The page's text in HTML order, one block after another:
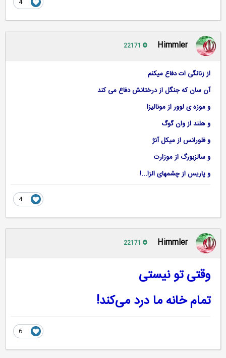
Himmler
از زنانگی ات دفاع میکنم
آن سان که جنگل از درختانش دفاع می کند
و موزه ی لوور از مونالیزا
و هلند از وان گوگ
و فلورانس از میکل آنژ
و سالزبورگ از موزارت
و پاریس از چشمهای الزا...!
Himmler
وقتی تو نیستی
تمام خانه ما درد می‌كند!